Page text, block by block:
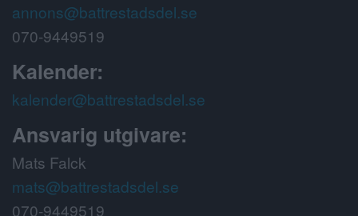
annons@battrestadsdel.se
070-9449519
Kalender:
kalender@battrestadsdel.se
Ansvarig utgivare:
Mats Falck
mats@battrestadsdel.se
070-9449519